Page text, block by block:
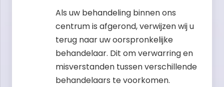
Als uw behandeling binnen ons
centrum is afgerond, verwijzen wij u
terug naar uw oorspronkelijke
behandelaar. Dit om verwarring en
misverstanden tussen verschillende
behandelaars te voorkomen.